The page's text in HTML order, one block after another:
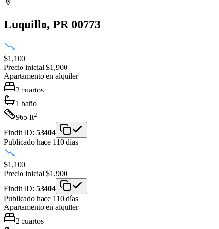
Luquillo, PR 00773
$1,100
Precio inicial $1,900
Apartamento en alquiler
2 cuartos
1 baño
965 ft2
Findit ID: 53404
Publicado hace 110 días
$1,100
Precio inicial $1,900
Findit ID: 53404
Publicado hace 110 días
Apartamento en alquiler
2 cuartos